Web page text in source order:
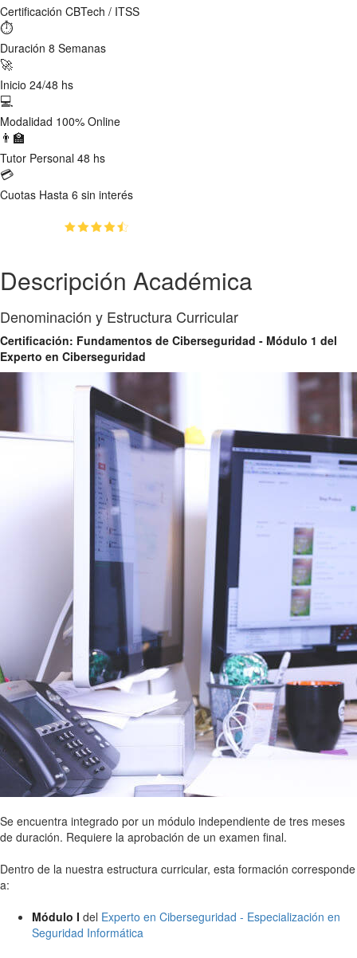
Certificación CBTech / ITSS
⏱
Duración 8 Semanas
🚀
Inicio 24/48 hs
💻
Modalidad 100% Online
👨‍🏫
Tutor Personal 48 hs
💳
Cuotas Hasta 6 sin interés
Descripción Académica
Denominación y Estructura Curricular
Certificación: Fundamentos de Ciberseguridad - Módulo 1 del
Experto en Ciberseguridad
Se encuentra integrado por un módulo independiente de tres meses
de duración. Requiere la aprobación de un examen final.
Dentro de la nuestra estructura curricular, esta formación corresponde
a:
Módulo I del Experto en Ciberseguridad - Especialización en
Seguridad Informática